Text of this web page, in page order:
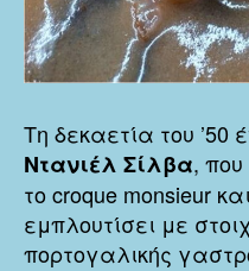
Τη δεκαετία του
Ντανιέλ Σίλβα,
το croque monsieur
εμπλουτίσει με
πορτογαλικής